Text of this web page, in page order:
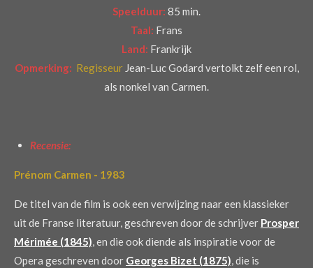
Speelduur: 85 min.
Taal: Frans
Land: Frankrijk
Opmerking: Regisseur Jean-Luc Godard vertolkt zelf een rol,
als nonkel van Carmen.
Recensie:
Prénom Carmen - 1983
De titel van de film is ook een verwijzing naar een klassieker
uit de Franse literatuur, geschreven door de schrijver Prosper
Mérimée (1845), en die ook diende als inspiratie voor de
Opera geschreven door Georges Bizet (1875), die is